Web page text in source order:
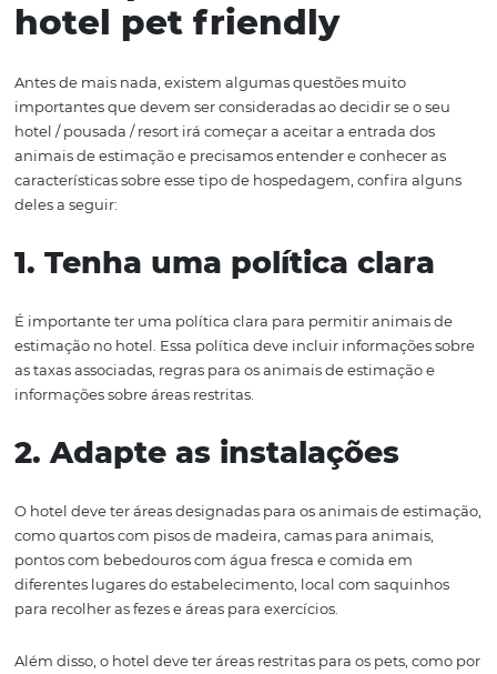
Permitir a entrada dos animais no hotel pode levar a um
aumento na exposição nas redes sociais, visto que os
pets podem (e adoram!) compartilhar os momentos da
viagem com seus seguidores. Essa atitude ajuda a
hotel de maneira orgânica e aumentar a presença
hotel.
5. Vantagem no mercado
Serpet friendlypode diferenciar o hotel em meio a
concorrência, atraindo clientes que procuram um lugar
aumenta a presença e o reconhecimento do hotel,
potencial.
Visto que quando um potencial cliente começa a
hotéis / pousadas / resorts, ele vai procurar por algum